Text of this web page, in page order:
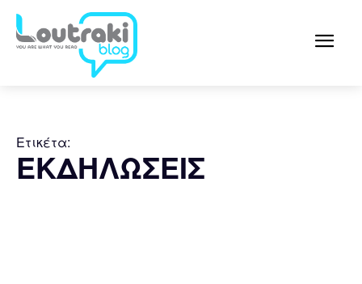
Ετικέτα:
ΕΚΔΗΛΩΣΕΙΣ